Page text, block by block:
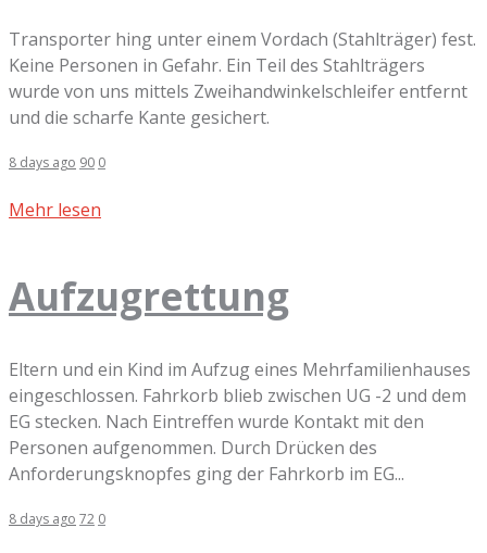
Transporter hing unter einem Vordach (Stahlträger) fest.
Keine Personen in Gefahr. Ein Teil des Stahlträgers
wurde von uns mittels Zweihandwinkelschleifer entfernt
und die scharfe Kante gesichert.
8 days ago 90 0
Mehr lesen
Aufzugrettung
Eltern und ein Kind im Aufzug eines Mehrfamilienhauses
eingeschlossen. Fahrkorb blieb zwischen UG -2 und dem
EG stecken. Nach Eintreffen wurde Kontakt mit den
Personen aufgenommen. Durch Drücken des
Anforderungsknopfes ging der Fahrkorb im EG...
8 days ago 72 0